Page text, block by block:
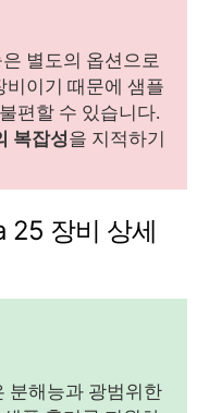
별도의 옵션으로
비이기 때문에 샘플
편할 수 있습니다.
복잡성을 지적하기
25 장비 상세
분해능과 광범위한